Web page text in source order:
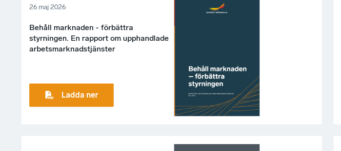
26 maj 2026
Behåll marknaden - förbättra
styrningen. En rapport om upphandlade
arbetsmarknadstjänster
Ladda ner